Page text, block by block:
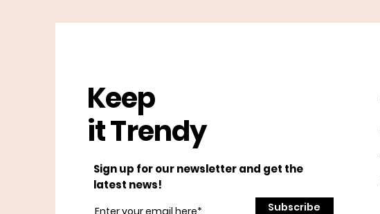
Keep
it Trendy
Sign up for our newsletter and get the
latest news!
Subscribe